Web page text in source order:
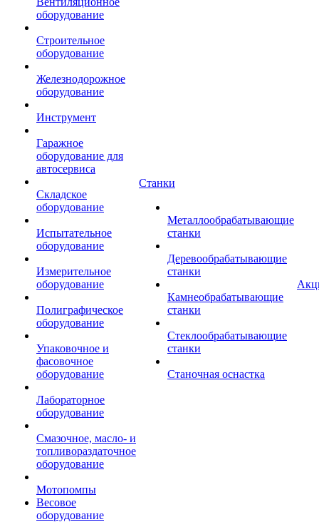
оборудование
Строительное
оборудование
Железнодорожное
оборудование
Инструмент
Гаражное
оборудование для
автосервиса
Складское
оборудование
Испытательное
оборудование
Измерительное
оборудование
Полиграфическое
оборудование
Упаковочное и
фасовочное
оборудование
Лабораторное
оборудование
Смазочное, масло- и
топливораздаточное
оборудование
Мотопомпы
Весовое
оборудование
Станки
Металлообрабатывающие
станки
Деревообрабатывающие
станки
Камнеобрабатывающие
станки
Стеклообрабатывающие
станки
Станочная оснастка